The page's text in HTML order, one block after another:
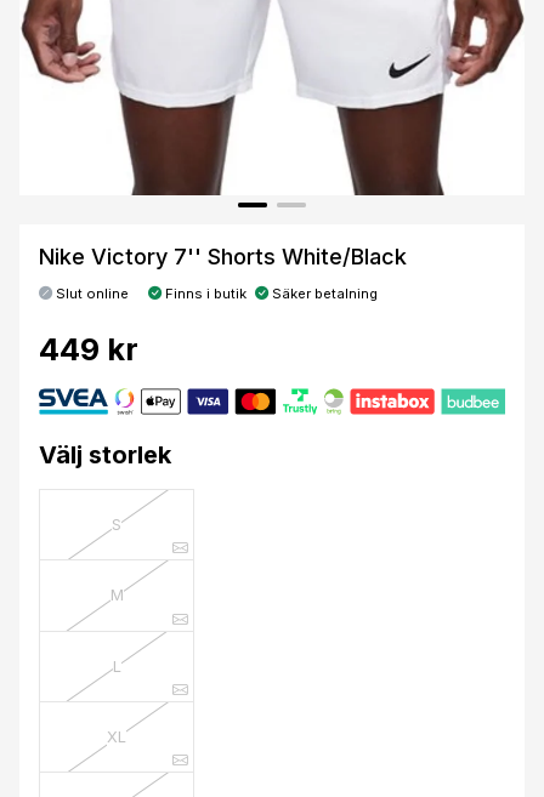
Nike Victory 7'' Shorts White/Black
Slut online Finns i butik Säker betalning
449 kr
Välj storlek
S
M
L
XL